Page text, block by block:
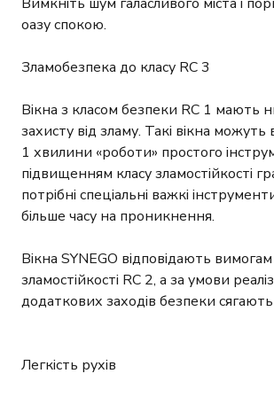
оазу спокою.
Зламобезпека до класу RC 3
Вікна з класом безпеки RC 1 мають
захисту від зламу. Такі вікна
1 хвилини «роботи» простого
підвищенням класу зламостійкості
потрібні спеціальні важкі
більше часу на проникнення.
Вікна SYNEGO відповідають
зламостійкості RC 2, а за умови
додаткових заходів безпеки сягають
Легкість рухів